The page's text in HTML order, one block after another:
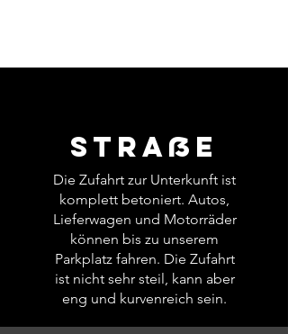
Straße
Die Zufahrt zur Unterkunft ist
komplett betoniert. Autos,
Lieferwagen und Motorräder
können bis zu unserem
Parkplatz fahren. Die Zufahrt
ist nicht sehr steil, kann aber
eng und kurvenreich sein.